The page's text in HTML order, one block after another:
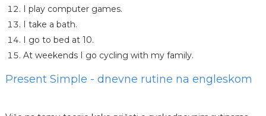
I play computer games.
I take a bath.
I go to bed at 10.
At weekends I go cycling with my family.
Present Simple - dnevne rutine na engleskom